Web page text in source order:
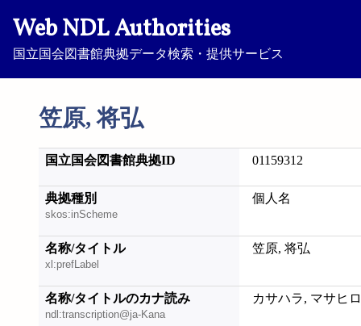
Web NDL Authorities
国立国会図書館典拠データ検索・提供サービス
笠原, 将弘
国立国会図書館典拠ID 01159312
典拠種別
skos:inScheme
個人名
名称/タイトル
xl:prefLabel
笠原, 将弘
名称/タイトルのカナ読み
ndl:transcription@ja-Kana
カサハラ, マサヒロ